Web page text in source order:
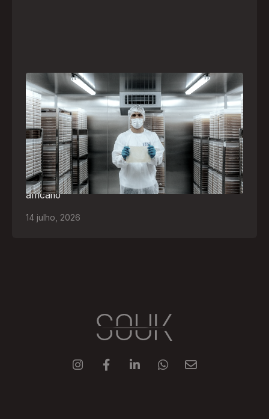
A paranaense Vuelo Pharma é uma das 13
empresas brasileiras selecionadas para
representar o Brasil na maior feira de
negócios de Angola
Empresa participará da FILDA 2026, em Luanda,
levando tecnologias brasileiras para tratamento de
feridas, ostomia e proteção cutânea ao mercado
africano
14 julho, 2026
    